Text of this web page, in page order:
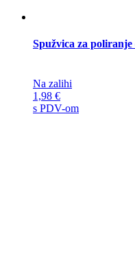
Spužvica za
Na zalihi
1,98 €
s PDV-om